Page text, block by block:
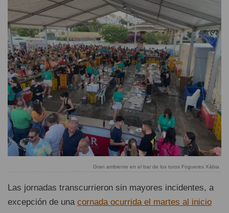
Gran ambiente en el bar de los toros Fogueres Xàbia
Las jornadas transcurrieron sin mayores incidentes, a
excepción de una cornada ocurrida el martes al inicio